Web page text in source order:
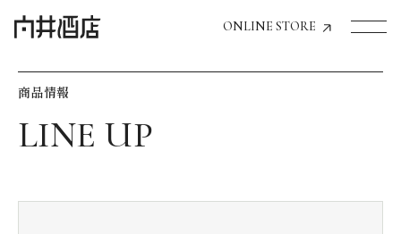
ONLINE STORE
飲食店経営のお客様
商品情報